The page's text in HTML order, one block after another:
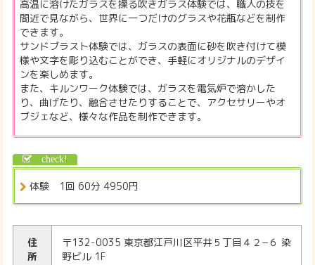
高温に溶けたガラスを操る吹きガラス体験では、職人の技を
間近で見ながら、世界に一つだけのグラスや花瓶などを制作
できます。
サンドブラスト体験では、ガラスの表面に砂を吹き付けて模
様や文字を彫り込むことができ、手軽にオリジナルのデザイ
ンを楽しめます。
また、キルンワーク体験では、ガラスを電気炉で溶かした
り、曲げたり、融合させたりすることで、アクセサリーやオ
ブジェなど、様々な作品を制作できます。
体験 1回 60分 4950円
住
所
〒132-0035 東京都江戸川区平井５丁目４２−６ 染
野ビル 1F